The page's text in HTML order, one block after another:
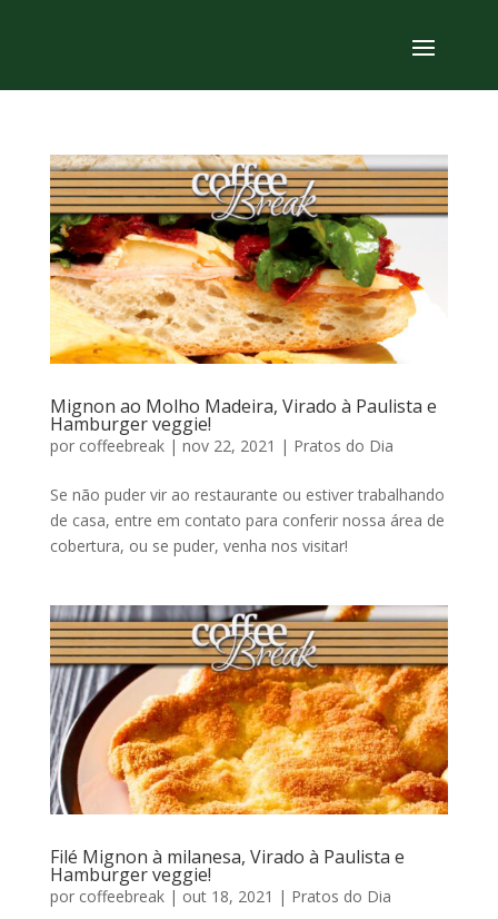
Mignon ao Molho Madeira, Virado à Paulista e
Hamburger veggie!
por coffeebreak| nov 22, 2021 | Pratos do Dia
Se não puder vir ao restaurante ou estiver trabalhando
de casa, entre em contato para conferir nossa área de
cobertura, ou se puder, venha nos visitar!
Filé Mignon à milanesa, Virado à Paulista e
Hamburger veggie!
por coffeebreak| out 18, 2021 | Pratos do Dia